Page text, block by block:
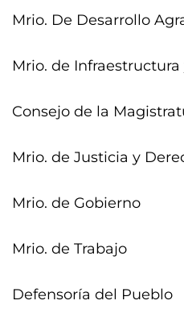
Mrio. De Desarrollo
Mrio. de
Consejo de la
Mrio. de Justicia y
Mrio. de Gobierno
Mrio. de Trabajo
Defensoría del Pueblo